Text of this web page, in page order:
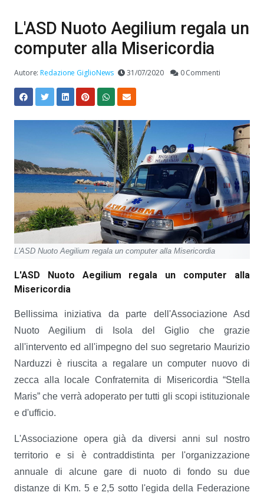
L'ASD Nuoto Aegilium regala un
computer alla Misericordia
Autore:Redazione GiglioNews 31/07/2020 0 Commenti
L'ASD Nuoto Aegilium regala un computer alla Misericordia
L'ASD Nuoto Aegilium regala un computer alla
Misericordia
Bellissima iniziativa da parte dell'Associazione Asd
Nuoto Aegilium di Isola del Giglio che grazie
all'intervento ed all'impegno del suo segretario Maurizio
Narduzzi è riuscita a regalare un computer nuovo di
zecca alla locale Confraternita di Misericordia “Stella
Maris” che verrà adoperato per tutti gli scopi istituzionale
e d'ufficio.
L'Associazione opera già da diversi anni sul nostro
territorio e si è contraddistinta per l'organizzazione
annuale di alcune gare di nuoto di fondo su due
distanze di Km. 5 e 2,5 sotto l'egida della Federazione